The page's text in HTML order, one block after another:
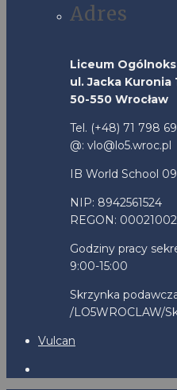
Adres
Liceum
ul. Jacka Kuronia
50-550 Wrocław
Tel. (+48) 71 798 69
@: vlo@lo5.wroc.pl
IB World School
NIP: 8942561524
REGON:
Godziny pracy
9:00-15:00
Skrzynka
/LO5WROCLAW/
Vulcan